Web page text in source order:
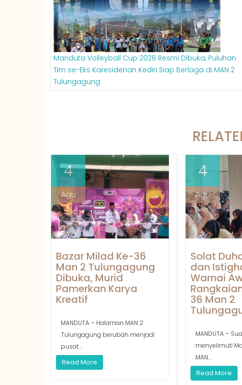
Manduta Volleyball Cup 2026 Resmi Dibuka, Puluhan
Tim se-Eks Karesidenan Kediri Siap Berlaga di MAN 2
Tulungagung
4
Agu
Bazar Milad Ke-36
Man 2 Tulungagung
Dibuka, Murid
Pamerkan Karya
Kreatif
MANDUTA – Halaman MAN 2
Tulungagung berubah menjadi
pusat...
Read More
4
Agu
Solat
dan
Warnai
36 Man 2
MANDUTA –
menyelimuti
MAN...
Read More